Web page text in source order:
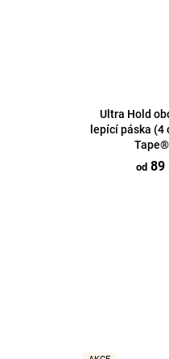
Ultra Hold
lepící páska (4
od 89